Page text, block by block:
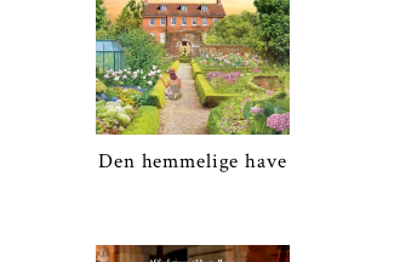
Den hemmelige have